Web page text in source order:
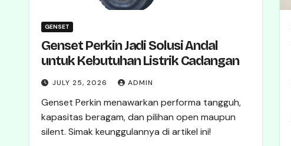
GENSET
Genset Perkin Jadi Solusi Andal
untuk Kebutuhan Listrik Cadangan
JULY 25, 2026 ADMIN
Genset Perkin menawarkan performa tangguh,
kapasitas beragam, dan pilihan open maupun
silent. Simak keunggulannya di artikel ini!